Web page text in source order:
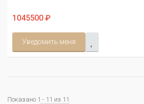
1045500 ₽
Уведомить меня
Показано 1 - 11 из 11